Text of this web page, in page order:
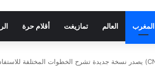
المغرب العالم تمازيغت أقلام حرة